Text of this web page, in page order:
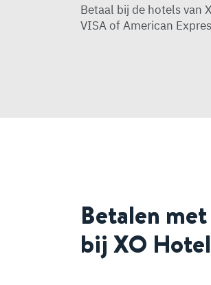
Betaal bij de hotels van
VISA of American
Betalen
bij XO